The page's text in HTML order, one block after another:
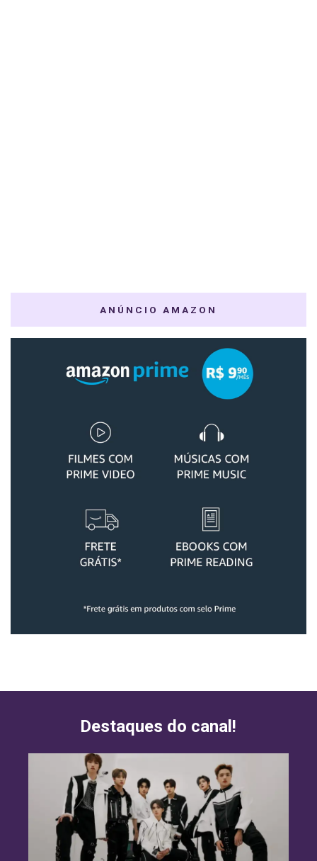
ANÚNCIO AMAZON
Destaques do canal!